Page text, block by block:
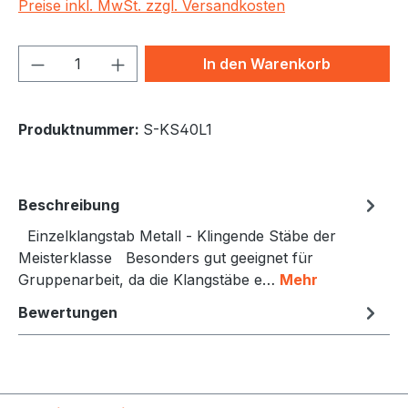
Preise inkl. MwSt. zzgl. Versandkosten
Produkt Anzahl: Gib denIn den Warenkorb
Produktnummer: S-KS40L1
Beschreibung
Einzelklangstab Metall - Klingende Stäbe der
Meisterklasse Besonders gut geeignet für
Gruppenarbeit, da die Klangstäbe e… Mehr
Bewertungen